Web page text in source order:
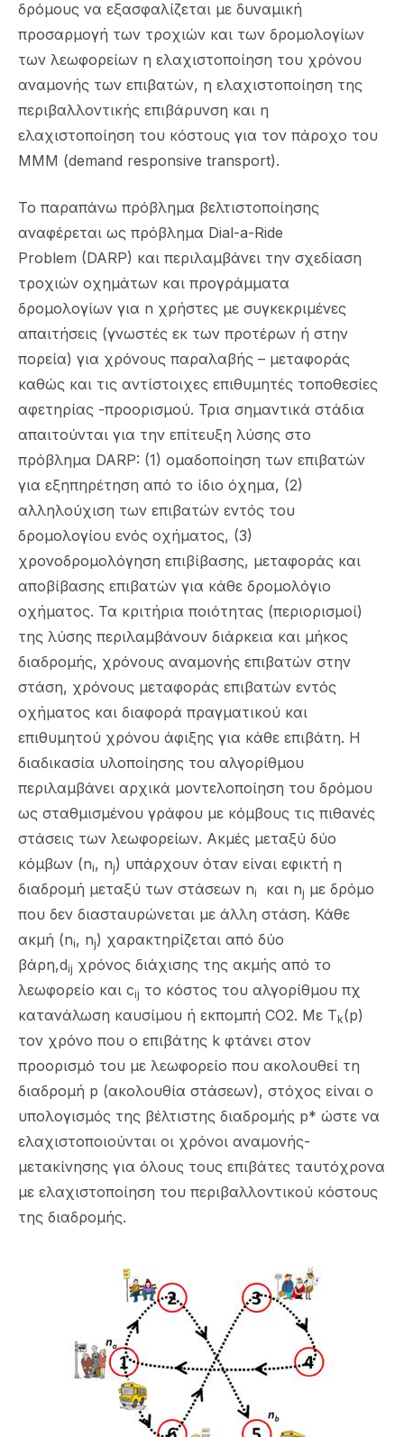
δρόμους να εξασφαλίζεται με δυναμική
προσαρμογή των τροχιών και των δρομολογίων
των λεωφορείων η ελαχιστοποίηση του χρόνου
αναμονής των επιβατών, η ελαχιστοποίηση της
περιβαλλοντικής επιβάρυνση και η
ελαχιστοποίηση του κόστους για τον πάροχο του
ΜΜΜ (demand responsive transport).
Το παραπάνω πρόβλημα βελτιστοποίησης
αναφέρεται ως πρόβλημα Dial-a-Ride
Problem (DARP) και περιλαμβάνει την σχεδίαση
τροχιών οχημάτων και προγράμματα
δρομολογίων για n χρήστες με συγκεκριμένες
απαιτήσεις (γνωστές εκ των προτέρων ή στην
πορεία) για χρόνους παραλαβής – μεταφοράς
καθώς και τις αντίστοιχες επιθυμητές τοποθεσίες
αφετηρίας -προορισμού. Τρια σημαντικά στάδια
απαιτούνται για την επίτευξη λύσης στο
πρόβλημα DARP: (1) ομαδοποίηση των επιβατών
για εξηπηρέτηση από το ίδιο όχημα, (2)
αλληλούχιση των επιβατών εντός του
δρομολογίου ενός οχήματος, (3)
χρονοδρομολόγηση επιβίβασης, μεταφοράς και
αποβίβασης επιβατών για κάθε δρομολόγιο
οχήματος. Τα κριτήρια ποιότητας (περιορισμοί)
της λύσης περιλαμβάνουν διάρκεια και μήκος
διαδρομής, χρόνους αναμονής επιβατών στην
στάση, χρόνους μεταφοράς επιβατών εντός
οχήματος και διαφορά πραγματικού και
επιθυμητού χρόνου άφιξης για κάθε επιβάτη. Η
διαδικασία υλοποίησης του αλγορίθμου
περιλαμβάνει αρχικά μοντελοποίηση του δρόμου
ως σταθμισμένου γράφου με κόμβους τις πιθανές
στάσεις των λεωφορείων. Ακμές μεταξύ δύο
κόμβων (ni, nj) υπάρχουν όταν είναι εφικτή η
διαδρομή μεταξύ των στάσεων ni και nj με δρόμο
που δεν διασταυρώνεται με άλλη στάση. Κάθε
ακμή (ni, nj) χαρακτηρίζεται από δύο
βάρη,dij χρόνος διάχισης της ακμής από το
λεωφορείο και cij το κόστος του αλγορίθμου πχ
κατανάλωση καυσίμου ή εκπομπή CO2. Mε Tk(p)
τον χρόνο που ο επιβάτης k φτάνει στον
προορισμό του με λεωφορείο που ακολουθεί τη
διαδρομή p (ακολουθία στάσεων), στόχος είναι ο
υπολογισμός της βέλτιστης διαδρομής p* ώστε να
ελαχιστοποιούνται οι χρόνοι αναμονής-
μετακίνησης για όλους τους επιβάτες ταυτόχρονα
με ελαχιστοποίηση του περιβαλλοντικού κόστους
της διαδρομής.